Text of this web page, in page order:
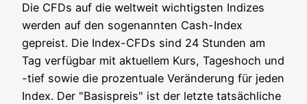
Die CFDs auf die welt­weit wich­tigs­ten Indi­zes
wer­den auf den soge­nann­ten Cash-Index
gepreist. Die Index-CFDs sind 24 Stun­den am
Tag ver­füg­bar mit aktu­el­lem Kurs, Tages­hoch und
-tief sowie die pro­zen­tua­le Ver­än­de­rung für jeden
Index. Der "Basis­preis" ist der letz­te tat­säch­li­che